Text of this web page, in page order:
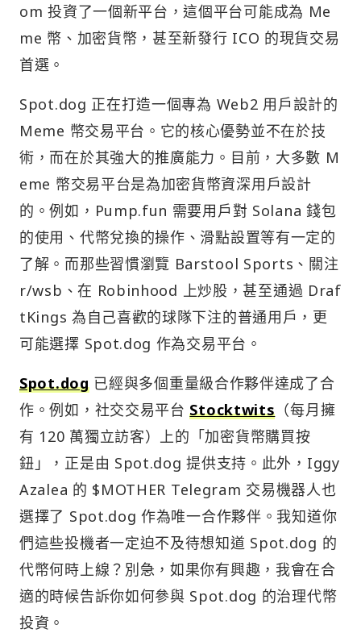
om 投資了一個新平台，這個平台可能成為 Me
me 幣、加密貨幣，甚至新發行 ICO 的現貨交易
首選。
Spot.dog 正在打造一個專為 Web2 用戶設計的
Meme 幣交易平台。它的核心優勢並不在於技
術，而在於其強大的推廣能力。目前，大多數 M
eme 幣交易平台是為加密貨幣資深用戶設計
的。例如，Pump.fun 需要用戶對 Solana 錢包
的使用、代幣兌換的操作、滑點設置等有一定的
了解。而那些習慣瀏覽 Barstool Sports、關注
r/wsb、在 Robinhood 上炒股，甚至通過 Draf
tKings 為自己喜歡的球隊下注的普通用戶，更
可能選擇 Spot.dog 作為交易平台。
Spot.dog已經與多個重量級合作夥伴達成了合
作。例如，社交交易平台Stocktwits （每月擁
有 120 萬獨立訪客）上的「加密貨幣購買按
鈕」，正是由 Spot.dog 提供支持。此外，Iggy
Azalea 的 $MOTHER Telegram 交易機器人也
選擇了 Spot.dog 作為唯一合作夥伴。我知道你
們這些投機者一定迫不及待想知道 Spot.dog 的
代幣何時上線？別急，如果你有興趣，我會在合
適的時候告訴你如何參與 Spot.dog 的治理代幣
投資。